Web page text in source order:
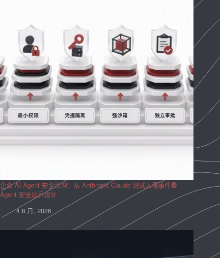
企业 AI Agent 安全治理：从 Anthropic Claude 测试入侵事件看
Agent 安全边界设计
4 8 月, 2026